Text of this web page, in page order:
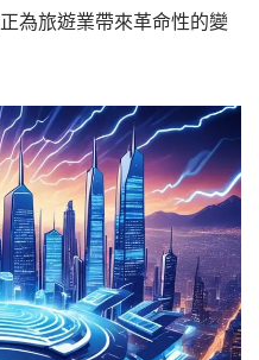
為旅遊業帶來革命性的變